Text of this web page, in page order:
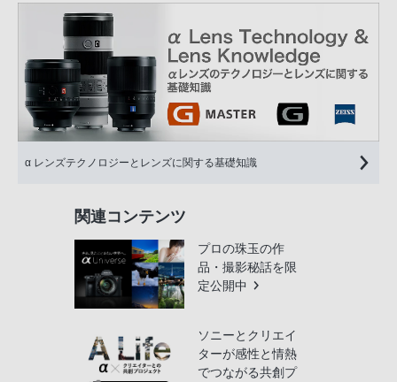
α レンズテクノロジーとレンズに関する基礎知識
関連コンテンツ
プロの珠玉の作
品・撮影秘話を限
定公開中
ソニーとクリエイ
ターが感性と情熱
でつながる共創プ